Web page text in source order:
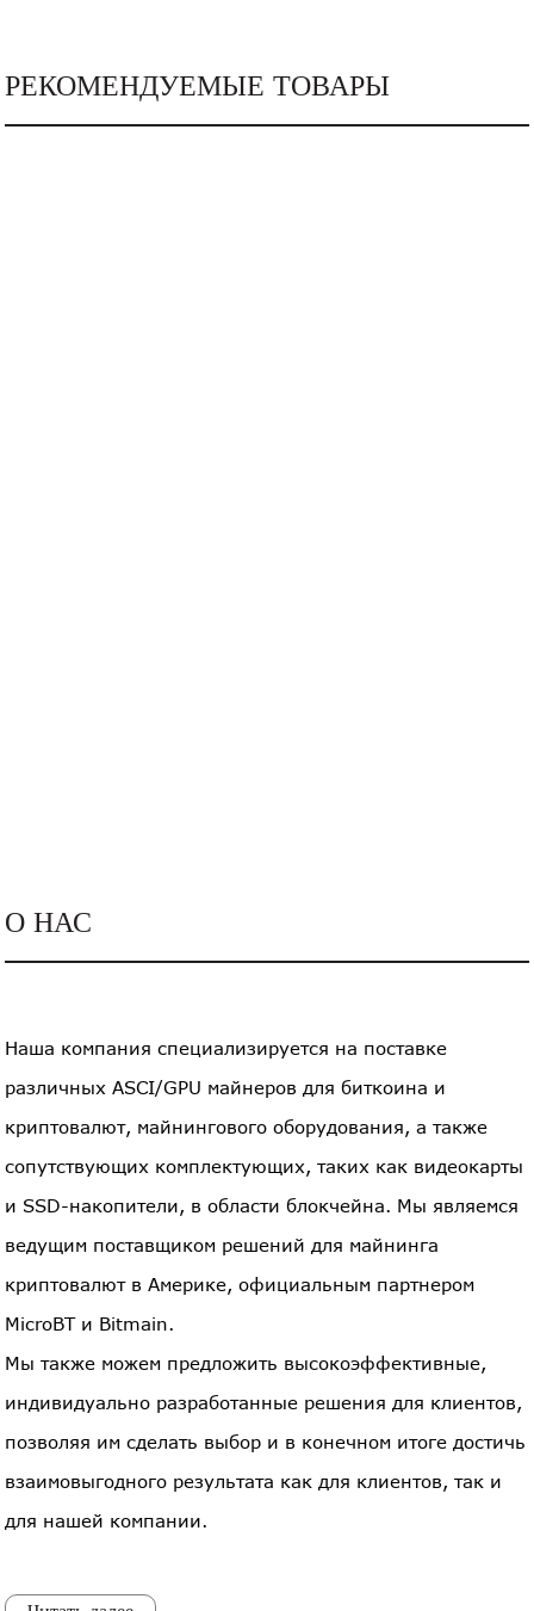
РЕКОМЕНДУЕМЫЕ ТОВАРЫ
О НАС
Наша компания специализируется на поставке
различных ASCI/GPU майнеров для биткоина и
криптовалют, майнингового оборудования, а также
сопутствующих комплектующих, таких как видеокарты
и SSD-накопители, в области блокчейна. Мы являемся
ведущим поставщиком решений для майнинга
криптовалют в Америке, официальным партнером
MicroBT и Bitmain.
Мы также можем предложить высокоэффективные,
индивидуально разработанные решения для клиентов,
позволяя им сделать выбор и в конечном итоге достичь
взаимовыгодного результата как для клиентов, так и
для нашей компании.